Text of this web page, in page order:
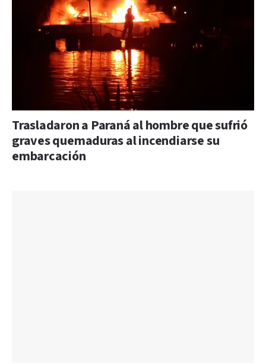
Trasladaron a Paraná al hombre que sufrió
graves quemaduras al incendiarse su
embarcación